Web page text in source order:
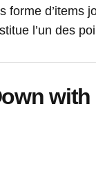
forme d’items
l’un des